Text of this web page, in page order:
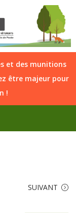
et des munitions
être majeur pour
!
SUIVANT